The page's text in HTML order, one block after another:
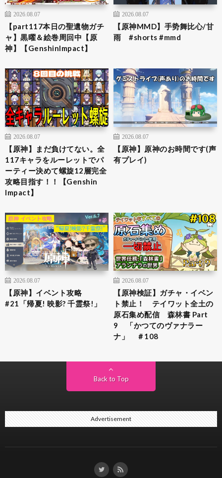
2026.08.07
【part117本日の聖遺物ガチ
ャ】黒曜＆絵巻周回中【原
神】【GenshinImpact】
2026.08.07
【原神MMD】手势舞比心/甘
雨 #shorts #mmd
2026.08.07
【原神】まだ負けてない。全
117キャラをルーレットでパ
ーティー決めて螺旋12層完全
攻略目指す！！【Genshin
Impact】
2026.08.07
【原神】原神のお時間です(声
有プレイ)
2026.08.07
【原神】イベント攻略
#21「帰夏! 映影? 千霊祭!」
2026.08.07
【原神検証】ガチャ・イベン
ト禁止！ テイワット全土の
原石集め配信 森林書 Part
9 「かつてのヴァナラー
ナ」 ＃108
Back to Top
Advertisement